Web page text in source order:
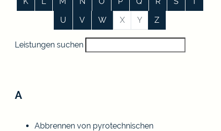
U
V W X Y Z
Leistungen suchen
A
Abbrennen von pyrotechnischen